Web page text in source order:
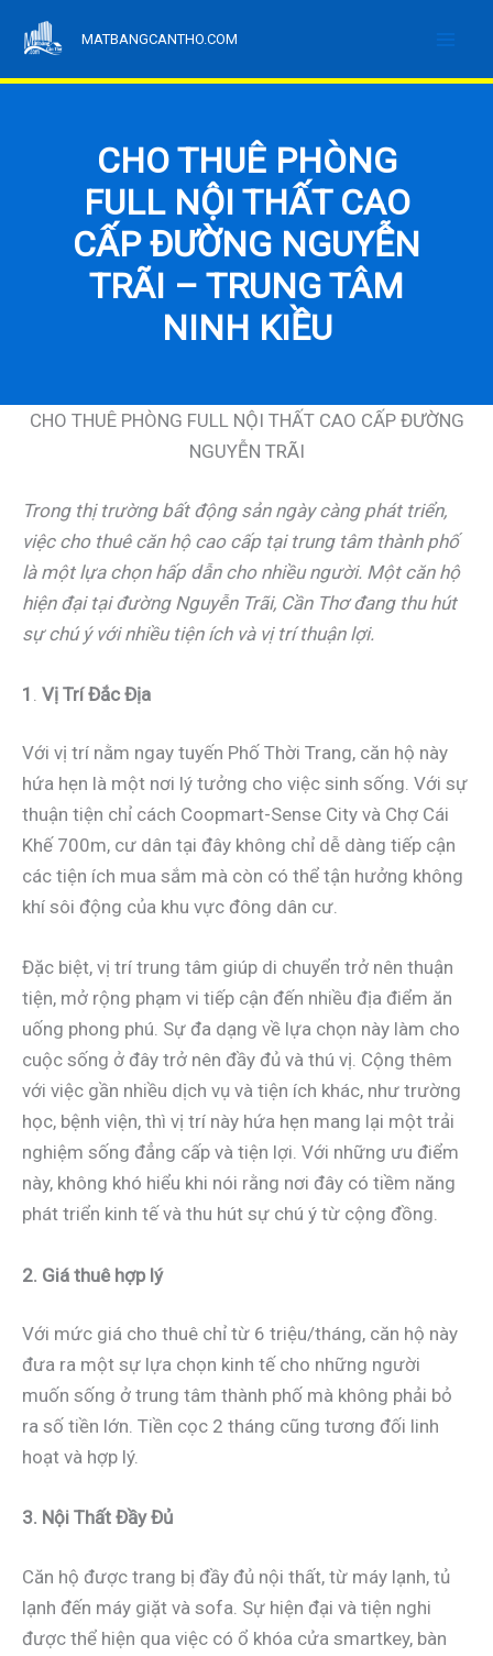
nội
MATBANGCANTHO.COM
CHO THUÊ PHÒNG
FULL NỘI THẤT CAO
CẤP ĐƯỜNG NGUYỄN
TRÃI – TRUNG TÂM
NINH KIỀU
CHO THUÊ PHÒNG FULL NỘI THẤT CAO CẤP ĐƯỜNG
NGUYỄN TRÃI
Trong thị trường bất động sản ngày càng phát triển,
việc cho thuê căn hộ cao cấp tại trung tâm thành phố
là một lựa chọn hấp dẫn cho nhiều người. Một căn hộ
hiện đại tại đường Nguyễn Trãi, Cần Thơ đang thu hút
sự chú ý với nhiều tiện ích và vị trí thuận lợi.
1 Vị Trí Đắc Địa
Với vị trí nằm ngay tuyến Phố Thời Trang, căn hộ này
hứa hẹn là một nơi lý tưởng cho việc sinh sống. Với sự
thuận tiện chỉ cách Coopmart-Sense City và Chợ Cái
Khế 700m, cư dân tại đây không chỉ dễ dàng tiếp cận
các tiện ích mua sắm mà còn có thể tận hưởng không
khí sôi động của khu vực đông dân cư.
Đặc biệt, vị trí trung tâm giúp di chuyển trở nên thuận
tiện, mở rộng phạm vi tiếp cận đến nhiều địa điểm ăn
uống phong phú. Sự đa dạng về lựa chọn này làm cho
cuộc sống ở đây trở nên đầy đủ và thú vị. Cộng thêm
với việc gần nhiều dịch vụ và tiện ích khác, như trường
học, bệnh viện, thì vị trí này hứa hẹn mang lại một trải
nghiệm sống đẳng cấp và tiện lợi. Với những ưu điểm
này, không khó hiểu khi nói rằng nơi đây có tiềm năng
phát triển kinh tế và thu hút sự chú ý từ cộng đồng.
2. Giá thuê hợp lý
Với mức giá cho thuê chỉ từ 6 triệu/tháng, căn hộ này
đưa ra một sự lựa chọn kinh tế cho những người
muốn sống ở trung tâm thành phố mà không phải bỏ
ra số tiền lớn. Tiền cọc 2 tháng cũng tương đối linh
hoạt và hợp lý.
3. Nội Thất Đầy Đủ
Căn hộ được trang bị đầy đủ nội thất, từ máy lạnh, tủ
lạnh đến máy giặt và sofa. Sự hiện đại và tiện nghi
được thể hiện qua việc có ổ khóa cửa smartkey, bàn